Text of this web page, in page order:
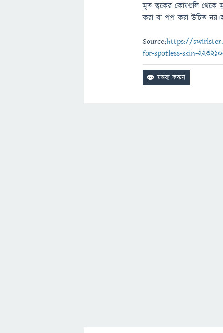
মৃত ত্বকের কোষগুলি থেকে
করা বা পপ করা উচিত
Source;https://
for-spotless-skin-